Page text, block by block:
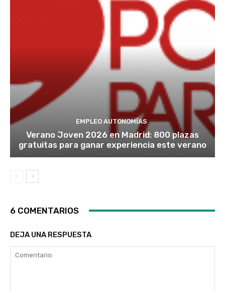
EMPLEO AUTONOMÍAS
Verano Joven 2026 en Madrid: 800 plazas
gratuitas para ganar experiencia este verano
6 COMENTARIOS
DEJA UNA RESPUESTA